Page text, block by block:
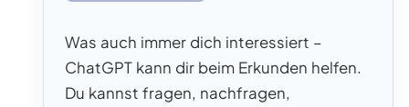
Was auch immer dich interessiert –
ChatGPT kann dir beim Erkunden helfen.
Du kannst fragen, nachfragen,